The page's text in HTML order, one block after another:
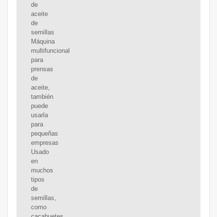
de
aceite
de
semillas
Máquina
multifuncional
para
prensas
de
aceite,
también
puede
usarla
para
pequeñas
empresas
Usado
en
muchos
tipos
de
semillas,
como